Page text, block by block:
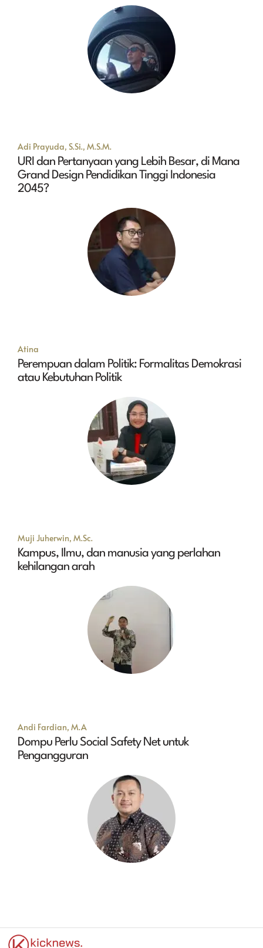
Adi Prayuda, S.Si., M.S.M.
URI dan Pertanyaan yang Lebih Besar, di Mana
Grand Design Pendidikan Tinggi Indonesia
2045?
Atina
Perempuan dalam Politik: Formalitas Demokrasi
atau Kebutuhan Politik
Muji Juherwin, M.Sc.
Kampus, Ilmu, dan manusia yang perlahan
kehilangan arah
Andi Fardian, M.A
Dompu Perlu Social Safety Net untuk
Pengangguran